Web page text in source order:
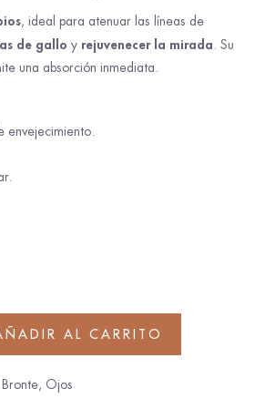
, ideal para atenuar las líneas de
de gallo y rejuvenecer la mirada. Su
una absorción inmediata.
envejecimiento.
AL CARRITO
, Ojos